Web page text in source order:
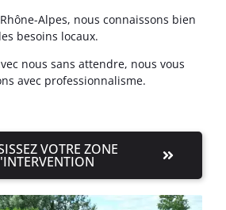
Alpes, nous connaissons bien
les besoins locaux.
nous sans attendre, nous vous
avec professionnalisme.
VOTRE ZONE